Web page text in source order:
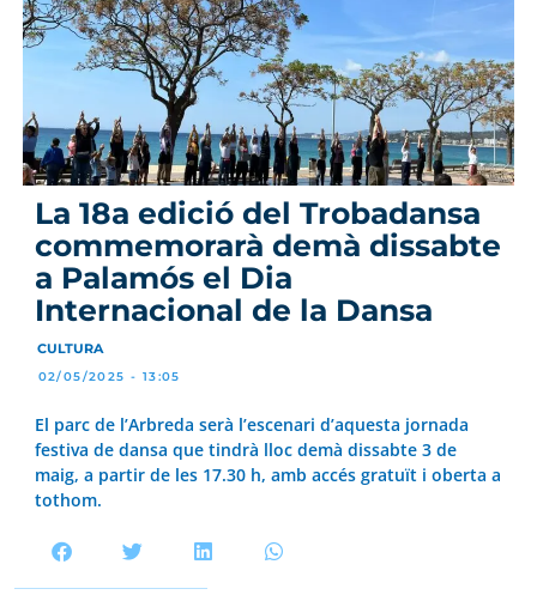
La 18a edició del Trobadansa
commemorarà demà dissabte
a Palamós el Dia
Internacional de la Dansa
CULTURA
02/05/2025 - 13:05
El parc de l’Arbreda serà l’escenari d’aquesta jornada
festiva de dansa que tindrà lloc demà dissabte 3 de
maig, a partir de les 17.30 h, amb accés gratuït i oberta a
tothom.